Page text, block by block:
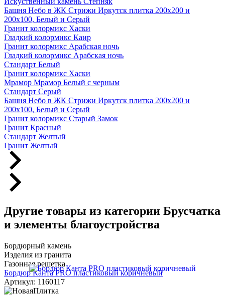
Башня Небо в ЖК Стрижи Иркутск плитка 200х200 и
200х100, Белый и Серый
Гранит колормикс Хаски
Гладкий колормикс Каир
Гранит колормикс Арабская ночь
Гладкий колормикс Арабская ночь
Стандарт Белый
Гранит колормикс Хаски
Мрамор Мрамор Белый с черным
Стандарт Серый
Башня Небо в ЖК Стрижи Иркутск плитка 200х200 и
200х100, Белый и Серый
Гранит колормикс Старый Замок
Гранит Красный
Стандарт Желтый
Гранит Желтый
Другие товары из категории Брусчатка
и элементы благоустройства
Бордюрный камень
Изделия из гранита
Газонная решетка
Бордюр Канта PRO пластиковый коричневый
Артикул: 1160117